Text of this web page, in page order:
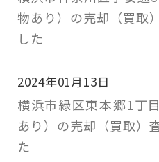
物あり）の売却（買取
した
2024年01月13日
横浜市緑区東本郷1丁
あり）の売却（買取）
た